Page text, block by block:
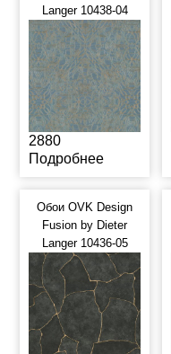
Langer 10438-04
2880
Подробнее
Обои OVK Design
Fusion by Dieter
Langer 10436-05